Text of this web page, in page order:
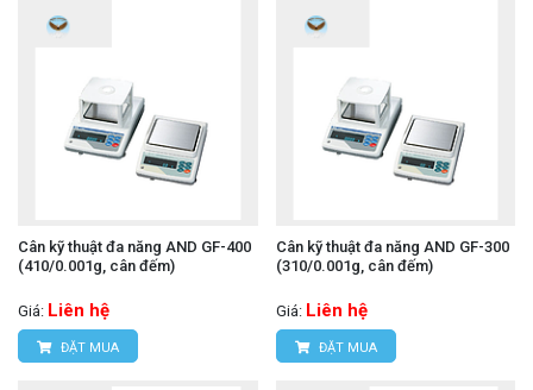
Cân kỹ thuật đa năng AND GF-400
(410/0.001g, cân đếm)
Giá: Liên hệ
ĐẶT MUA
Cân kỹ thuật đa năng AND GF-300
(310/0.001g, cân đếm)
Giá: Liên hệ
ĐẶT MUA